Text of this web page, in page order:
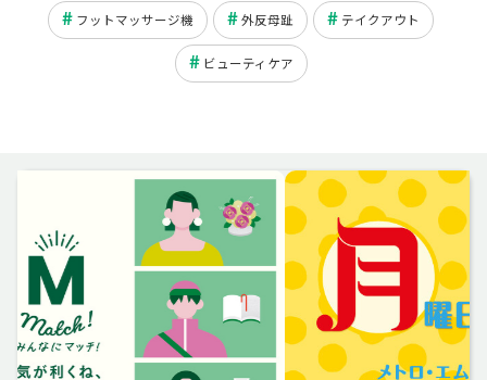
フットマッサージ機 外反母趾 テイクアウト
ビューティケア